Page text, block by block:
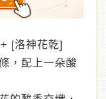
[洛神花乾]
，配上一朵酸